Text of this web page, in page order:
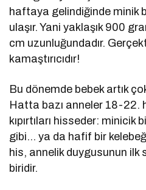
haftaya gelindiğinde minik
ulaşır. Yani yaklaşık 900
cm uzunluğundadır.
kamaştırıcıdır!
Bu dönemde bebek artık
Hatta bazı anneler 18-22.
kıpırtıları hisseder: minicik
gibi… ya da hafif bir
his, annelik duygusunun ilk
biridir.